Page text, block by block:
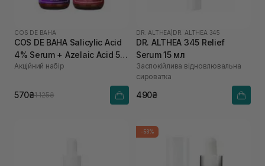
COS DE BAHA
COS DE BAHA Salicylic Acid
4% Serum + Azelaic Acid 5
Serum
Акційний набір
570₴1 125₴
DR. ALTHEA DR. ALTHEA 345
DR. ALTHEA 345 Relief
Serum 15 мл
Заспокійлива відновлювальна
сироватка
490₴
-53%